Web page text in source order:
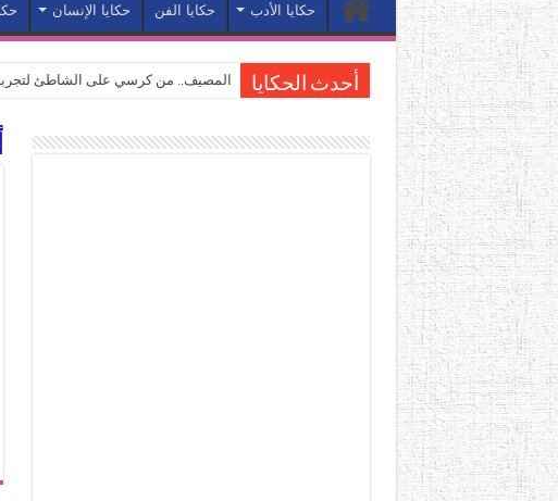
حكايا الأدب حكايا الفن حكايا الإنسان
أحدث الحكايا المصيف.. من كرسي على الشاطئ لتجربة
القاهرة «ألف ليلة وليلة».. كيف يتحول